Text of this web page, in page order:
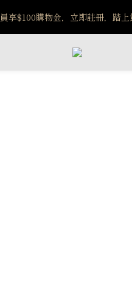
一波古文明馬拉松正式開跑：烏
$5140
享$100購物金，立即註冊，踏
$5140